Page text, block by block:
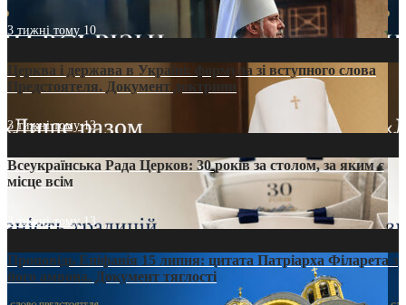
3 тижні тому 10
Церква і держава в Україні: формула зі вступного слова
Предстоятеля. Документ доктрини
3 тижні тому13
Всеукраїнська Рада Церков: 30 років за столом, за яким є
місце всім
3 тижні тому13
Проповідь Епіфанія 15 липня: цитата Патріарха Філарета з
його амвона. Документ тяглості